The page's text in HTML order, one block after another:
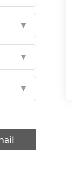
▼
▼
▼